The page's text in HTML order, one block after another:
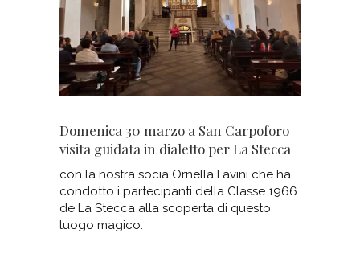
Domenica 30 marzo a San Carpoforo
visita guidata in dialetto per La Stecca
con la nostra socia Ornella Favini che ha
condotto i partecipanti della Classe 1966
de La Stecca alla scoperta di questo
luogo magico.